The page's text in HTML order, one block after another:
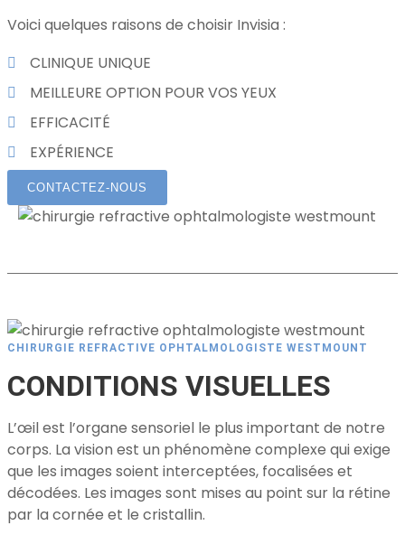
Voici quelques raisons de choisir Invisia :
CLINIQUE UNIQUE
MEILLEURE OPTION POUR VOS YEUX
EFFICACITÉ
EXPÉRIENCE
CONTACTEZ-NOUS
CHIRURGIE REFRACTIVE OPHTALMOLOGISTE WESTMOUNT
CONDITIONS VISUELLES
L’œil est l’organe sensoriel le plus important de notre
corps. La vision est un phénomène complexe qui exige
que les images soient interceptées, focalisées et
décodées. Les images sont mises au point sur la rétine
par la cornée et le cristallin.